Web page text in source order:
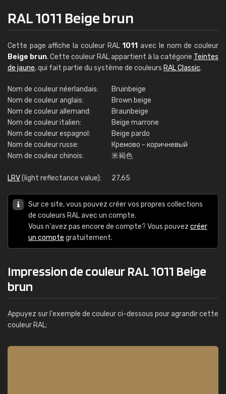
RAL 1011 Beige brun
Cette page affiche la couleur RAL1011 avec le nom de couleur
Beige brun. Cette couleur RAL appartient à la catégorie Teintes
de jaune, qui fait partie du système de couleurs RAL Classic.
Nom de couleur néerlandais:
Bruinbeige
Nom de couleur anglais:
Brown beige
Nom de couleur allemand:
Braunbeige
Nom de couleur italien:
Beige marrone
Nom de couleur espagnol:
Beige pardo
Nom de couleur russe:
Кремово - коричневый
Nom de couleur chinois:
米褐色
LRV(light reflectance value): 27,65
Sur ce site, vous pouvez créer vos propres collections
de couleurs RAL avec un compte.
Vous n'avez pas encore de compte? Vous pouvez créer
un compte gratuitement.
Impression de couleur RAL 1011 Beige
brun
Appuyez sur l'exemple de couleur ci-dessous pour agrandir cette
couleur RAL: